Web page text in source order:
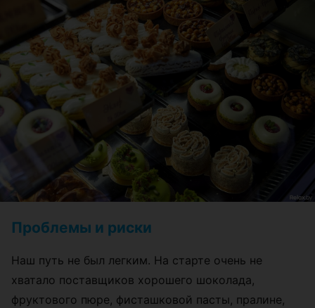
Проблемы и риски
Наш путь не был легким. На старте очень не
хватало поставщиков хорошего шоколада,
фруктового пюре, фисташковой пасты, пралине,